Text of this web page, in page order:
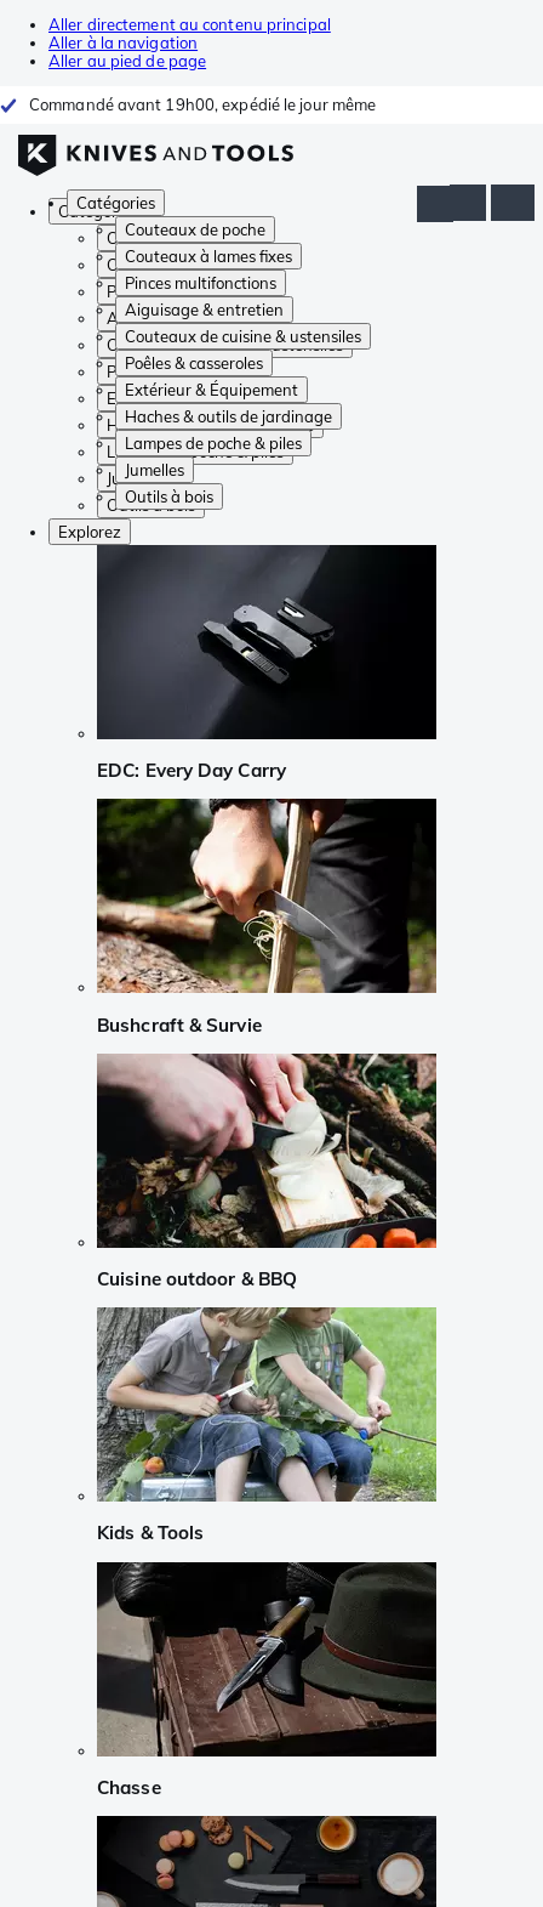
Aller directement au contenu principal
Aller à la navigation
Aller au pied de page
Commandé avant 19h00, expédié le jour même
Catégories
Couteaux de poche
Couteaux à lames fixes
Pinces multifonctions
Aiguisage & entretien
Couteaux de cuisine & ustensiles
Poêles & casseroles
Extérieur & Équipement
Haches & outils de jardinage
Lampes de poche & piles
Jumelles
Outils à bois
Catégories
Couteaux de poche
Couteaux à lames fixes
Pinces multifonctions
Aiguisage & entretien
Couteaux de cuisine & ustensiles
Poêles & casseroles
Extérieur & Équipement
Haches & outils de jardinage
Lampes de poche & piles
Jumelles
Outils à bois
Explorez
EDC: Every Day Carry
Bushcraft & Survie
Cuisine outdoor & BBQ
Kids & Tools
Chasse